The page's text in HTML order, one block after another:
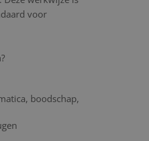
voor
boodschap,